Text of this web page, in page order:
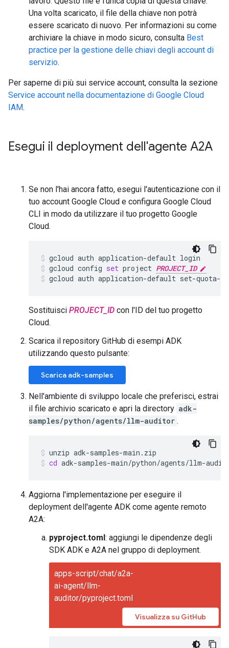
Una volta scaricato, il file della chiave non potrà
essere scaricato di nuovo. Per informazioni su come
archiviare la chiave in modo sicuro, consulta Best
practice per la gestione delle chiavi degli account di
servizio.
Per saperne di più sui service account, consulta la sezione
Service account nella documentazione di Google Cloud
IAM.
Esegui il deployment dell'agente A2A
Se non l'hai ancora fatto, esegui l'autenticazione con il
tuo account Google Cloud e configura Google Cloud
CLI in modo da utilizzare il tuo progetto Google
Cloud.
gcloud auth application-default login
gcloud config set project PROJECT_ID
gcloud auth application-default set-quota-
Sostituisci PROJECT_ID con l'ID del tuo progetto
Cloud.
Scarica il repository GitHub di esempi ADK
utilizzando questo pulsante:
Scarica adk-samples
Nell'ambiente di sviluppo locale che preferisci, estrai
il file archivio scaricato e apri la directory adk-
samples/python/agents/llm-auditor .
unzip adk-samples-main.zip
cd adk-samples-main/python/agents/llm-
Aggiorna l'implementazione per eseguire il
deployment dell'agente ADK come agente remoto
A2A:
pyproject.toml : aggiungi le dipendenze degli
SDK ADK e A2A nel gruppo di deployment.
apps-script/chat/a2a-
ai-agent/llm-
auditor/pyproject.toml
Visualizza su GitHub